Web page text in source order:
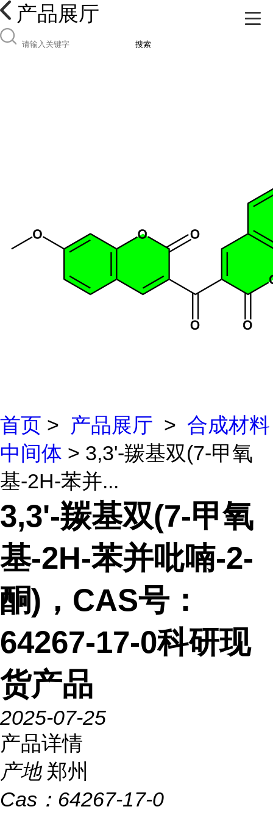
产品展厅
搜索
首页 > 产品展厅 > 合成材料
中间体 > 3,3'-羰基双(7-甲氧
基-2H-苯并...
3,3'-羰基双(7-甲氧
基-2H-苯并吡喃-2-
酮)，CAS号：
64267-17-0科研现
货产品
2025-07-25
产品详情
产地 郑州
Cas： 64267-17-0